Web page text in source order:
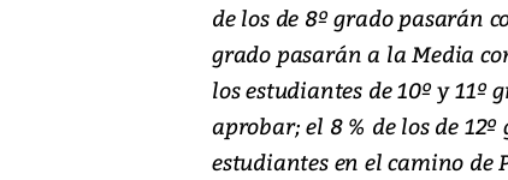
de los de 8º grado pasarán
grado pasarán a la Media
los estudiantes de 10º y
aprobar; el 8 % de los de
estudiantes en el camino de